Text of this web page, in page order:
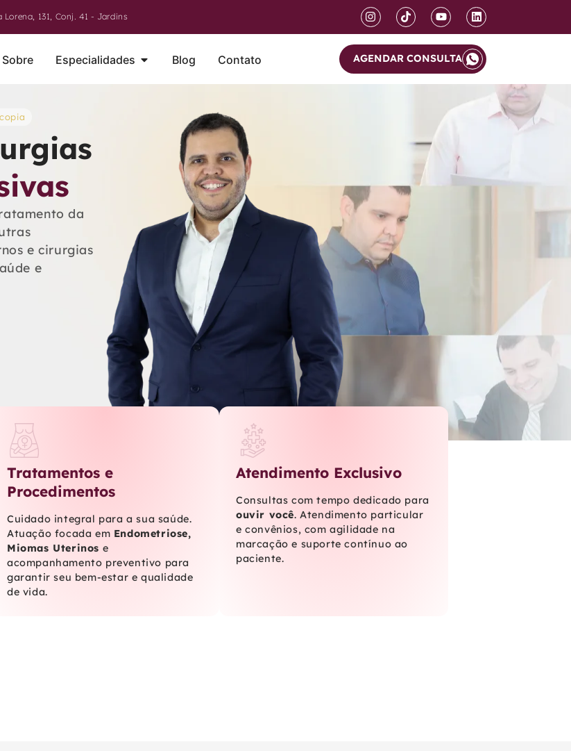
Lorena, 131, Conj. 41 - Jardins
Sobre Especialidades Blog Contato AGENDAR CONSULTA
da
e cirurgias
e
Tratamentos e
Procedimentos
Cuidado integral para a sua saúde.
Atuação focada em Endometriose,
Miomas Uterinos e
acompanhamento preventivo para
garantir seu bem-estar e qualidade
de vida.
Atendimento Exclusivo
Consultas com tempo dedicado para
ouvir você. Atendimento particular
e convênios, com agilidade na
marcação e suporte contínuo ao
paciente.